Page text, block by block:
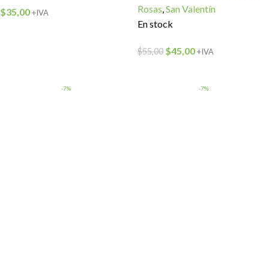
$35,00+IVA
Rosas,San Valentín
En stock
$55,00 $45,00+IVA
-7% -7%